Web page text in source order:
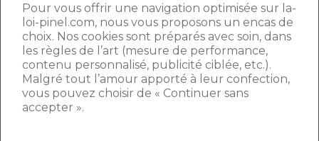
fiscale et patrimoniale, tel ou tel dispositif
sera choisi afin derépondre au mieux à
vos besoins.
INVESTIR DANS LA PIERRE,
UN PLACEMENT SUR LE
Pour vous offrir une navigation optimisée sur la-
loi-pinel.com, nous vous proposons un encas de
choix. Nos cookies sont préparés avec soin, dans
les règles de l’art (mesure de performance,
contenu personnalisé, publicité ciblée, etc.).
Malgré tout l’amour apporté à leur confection,
vous pouvez choisir de « Continuer sans
accepter ».